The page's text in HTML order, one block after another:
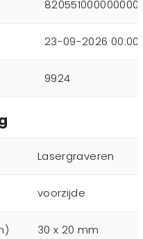
23-09-2026
9924
Lasergraveren
voorzijde
30 x 20 mm